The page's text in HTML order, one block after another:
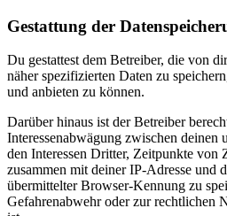
Gestattung der
Du gestattest dem Betreiber, die von
näher spezifizierten Daten zu
und anbieten zu können.
Darüber hinaus ist der Betreiber
Interessenabwägung zwischen deinen
den Interessen Dritter, Zeitpunkte von
zusammen mit deiner IP-Adresse und
übermittelter Browser-Kennung zu
Gefahrenabwehr oder zur rechtlichen